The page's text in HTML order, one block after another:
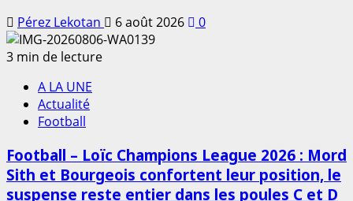
Pérez Lekotan 6 août 2026
0
3 min de lecture
A LA UNE
Actualité
Football
Football – Loïc Champions League 2026 : Mord
Sith et Bourgeois confortent leur position, le
suspense reste entier dans les poules C et D